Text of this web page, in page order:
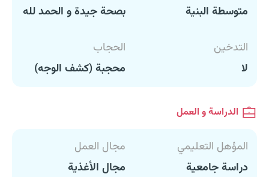
متوسطة البنية
بصحة جيدة و الحمد لله
التدخين
لا
الحجاب
محجبة (كشف الوجه)
الدراسة و العمل
المؤهل التعليمي
دراسة جامعية
مجال العمل
مجال الأغذية